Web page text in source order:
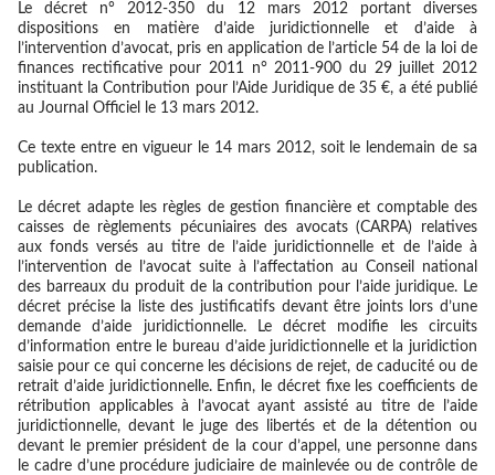
Le décret n° 2012-350 du 12 mars 2012 portant diverses
dispositions en matière d’aide juridictionnelle et d’aide à
l’intervention d’avocat, pris en application de l’article 54 de la loi de
finances rectificative pour 2011 n° 2011-900 du 29 juillet 2012
instituant la Contribution pour l’Aide Juridique de 35 €, a été publié
au Journal Officiel le 13 mars 2012.
Ce texte entre en vigueur le 14 mars 2012, soit le lendemain de sa
publication.
Le décret adapte les règles de gestion financière et comptable des
caisses de règlements pécuniaires des avocats (CARPA) relatives
aux fonds versés au titre de l’aide juridictionnelle et de l’aide à
l’intervention de l’avocat suite à l’affectation au Conseil national
des barreaux du produit de la contribution pour l’aide juridique. Le
décret précise la liste des justificatifs devant être joints lors d’une
demande d’aide juridictionnelle. Le décret modifie les circuits
d’information entre le bureau d’aide juridictionnelle et la juridiction
saisie pour ce qui concerne les décisions de rejet, de caducité ou de
retrait d’aide juridictionnelle. Enfin, le décret fixe les coefficients de
rétribution applicables à l’avocat ayant assisté au titre de l’aide
juridictionnelle, devant le juge des libertés et de la détention ou
devant le premier président de la cour d’appel, une personne dans
le cadre d’une procédure judiciaire de mainlevée ou de contrôle de